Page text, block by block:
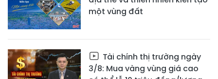
một vùng đất
Tài chính thị trường ngày
3/8: Mua vàng vùng giá cao